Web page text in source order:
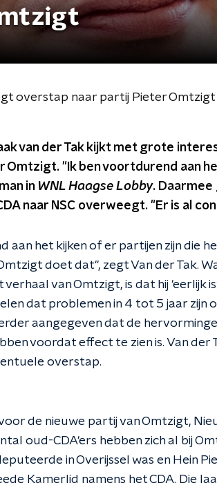
overstap naar partij Pieter Omtzigt
van der Tak kijkt met grote
Omtzigt. "Ik ben voortdurend aan
in WNL Haagse Lobby. Daarmee
naar NSC overweegt. "Er is al
aan het kijken of er partijen zijn die
doet dat", zegt Van der Tak.
van Omtzigt, is dat hij 'eerlijk
dat problemen in 4 tot 5 jaar zijn
aangegeven dat de
voordat effect te zien is. Van der
overstap.
de nieuwe partij van Omtzigt,
oud-CDA'ers hebben zich al bij
in Overijssel was en Hein
Kamerlid namens het CDA. Die